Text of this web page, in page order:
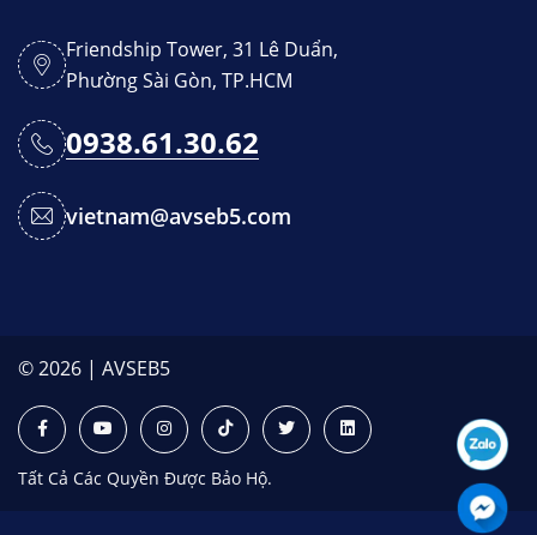
Friendship Tower, 31 Lê Duẩn,
Phường Sài Gòn, TP.HCM
0938.61.30.62
vietnam@avseb5.com
© 2026 | AVSEB5
Tất Cả Các Quyền Được Bảo Hộ.